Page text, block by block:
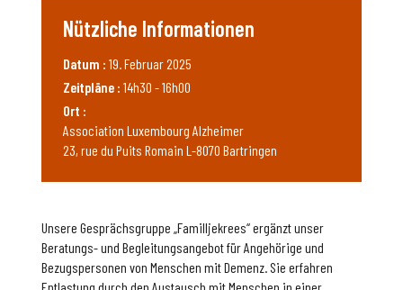
Unsere Gesprächsgruppe „Familljekrees“ ergänzt unser
Beratungs- und Begleitungsangebot für Angehörige und
Bezugspersonen von Menschen mit Demenz. Sie erfahren
Nützliche Informationen
Datum : 19. Februar 2025
Zeitpläne : 14h30 - 16h00
Ort :
Association Luxembourg Alzheimer
23, rue du Puits Romain L-8070 Bartringen